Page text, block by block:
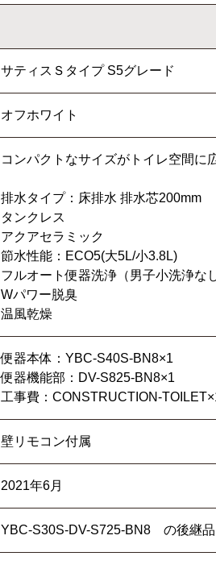
サティスＳタイプ S5グレード
オフホワイト
コンパクトなサイズがトイレ空間に
排水タイプ：床排水 排水芯200mm
タンクレス
アクアセラミック
節水性能：ECO5(大5L/小3.8L)
フルオート便器洗浄（男子小洗浄なし
Wパワー脱臭
温風乾燥
便器本体：YBC-S40S-BN8×1
便器機能部：DV-S825-BN8×1
工事費：CONSTRUCTION-
壁リモコン付属
2021年6月
YBC-S30S-DV-S725-BN8 の後継